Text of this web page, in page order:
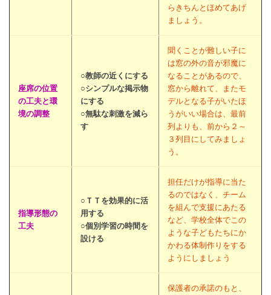
らきちんとほめてあげ
ましょう。
座席の位置
の工夫と環
境の調整
○教師の近くにする
○シンプルな掲示物
にする
○無駄な刺激を減ら
す
聞くことが難しい子に
は窓の外の音が邪魔に
なることがあるので、
窓から離れて、またモ
デルとなる子がいたほ
うがいい場合は、最前
列よりも、前から２～
３列目にしてみましょ
う。
指導形態の
工夫
○ＴＴを効果的に活
用する
○個別学習の時間を
設ける
担任だけが指導に当た
るのではなく、チーム
を組んで支援にあたる
など、学校全体でこの
ような子どもたちにか
かわる体制作りをする
ようにしましょう
保護者の承諾のもと、